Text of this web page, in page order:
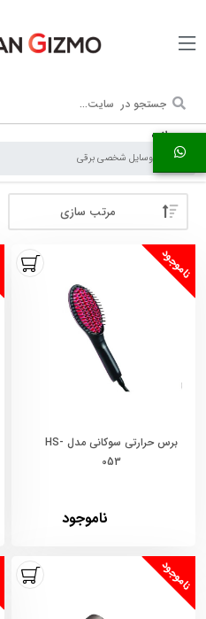
محصولات
خانه وسایل شخصی برقی
مرتب سازی
ناموجود
برس حرارتی سوکانی مدل HS-
053
ناموجود
ناموجود